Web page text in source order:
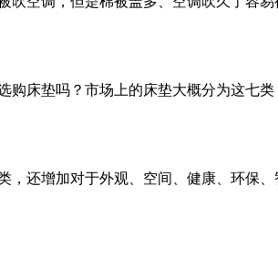
购床垫吗？市场上的床垫大概分为
增加对于外观、空间、健康、环保